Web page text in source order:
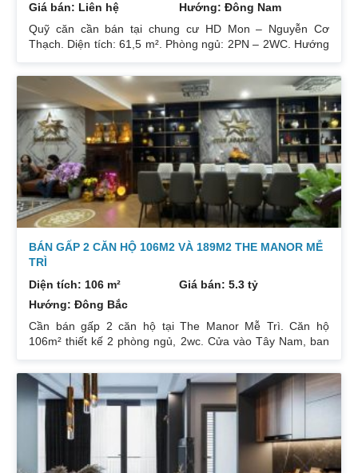
Giá bán: Liên hệ
Hướng: Đông Nam
Quỹ căn cần bán tại chung cư HD Mon – Nguyễn Cơ
Thạch. Diện tích: 61,5 m². Phòng ngủ: 2PN – 2WC. Hướng
Giá: 3 tỷ. Diện tích: 67 m². Phòng ngủ: 2PN 2WC. Hướng
ban công: Đông Nam. Nội thất: Nhà full đồ đẹp, Có sổ. Giá:
3 tỷ 250. Diện tích: 86 m². Phòng ngủ: 2PN 2WC. Hướng
ban công: Tây tứ trạch. Nội thất: Nhà full đồ. Có sổ. Giá: 4
tỷ.
BÁN GẤP 2 CĂN HỘ 106M2 VÀ 189M2 THE MANOR MỄ
TRÌ
Diện tích: 106 m²
Giá bán: 5.3 tỷ
Hướng: Đông Bắc
Cần bán gấp 2 căn hộ tại The Manor Mễ Trì. Căn hộ
106m² thiết kế 2 phòng ngủ, 2wc. Cửa vào Tây Nam, ban
189m² thiết kế 3 phòng ngủ, 2wc, 2 gác xép. Nhà đang ở.
Giá bán 7,4 tỷ. Cả 2 căn chủ nhà đều để lại toàn bộ nội
thất. Xem nhà liên hệ: 0832133366